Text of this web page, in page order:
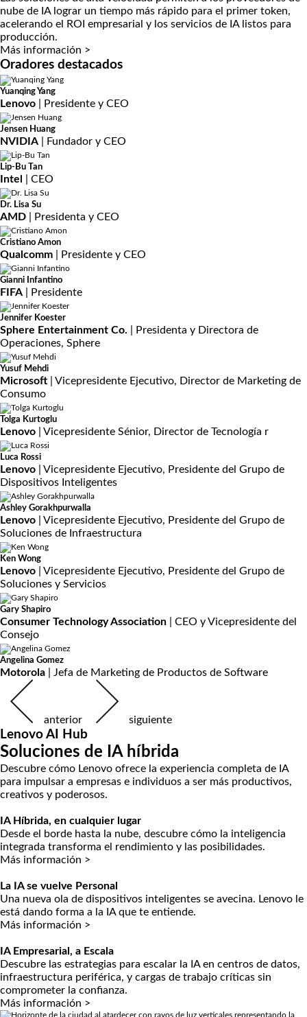
nube de IA lograr un tiempo más rápido para el primer token,
acelerando el ROI empresarial y los servicios de IA listos para
producción.
Más información >
Oradores destacados
Yuanqing Yang
Lenovo | Presidente y CEO
Jensen Huang
NVIDIA | Fundador y CEO
Lip-Bu Tan
Intel | CEO
Dr. Lisa Su
AMD | Presidenta y CEO
Cristiano Amon
Qualcomm | Presidente y CEO
Gianni Infantino
FIFA | Presidente
Jennifer Koester
Sphere Entertainment Co. | Presidenta y Directora de
Operaciones, Sphere
Yusuf Mehdi
Microsoft | Vicepresidente Ejecutivo, Director de Marketing de
Consumo
Tolga Kurtoglu
Lenovo | Vicepresidente Sénior, Director de Tecnología r
Luca Rossi
Lenovo | Vicepresidente Ejecutivo, Presidente del Grupo de
Dispositivos Inteligentes
Ashley Gorakhpurwalla
Lenovo | Vicepresidente Ejecutivo, Presidente del Grupo de
Soluciones de Infraestructura
Ken Wong
Lenovo | Vicepresidente Ejecutivo, Presidente del Grupo de
Soluciones y Servicios
Gary Shapiro
Consumer Technology Association | CEO y Vicepresidente del
Consejo
Angelina Gomez
Motorola | Jefa de Marketing de Productos de Software
anterior siguiente
Lenovo AI Hub
Soluciones de IA híbrida
Descubre cómo Lenovo ofrece la experiencia completa de IA
para impulsar a empresas e individuos a ser más productivos,
creativos y poderosos.
IA Híbrida, en cualquier lugar
Desde el borde hasta la nube, descubre cómo la inteligencia
integrada transforma el rendimiento y las posibilidades.
Más información >
La IA se vuelve Personal
Una nueva ola de dispositivos inteligentes se avecina. Lenovo le
está dando forma a la IA que te entiende.
Más información >
IA Empresarial, a Escala
Descubre las estrategias para escalar la IA en centros de datos,
infraestructura periférica, y cargas de trabajo críticas sin
comprometer la confianza.
Más información >